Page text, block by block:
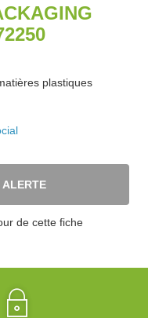
plastiques
ALERTE
de cette fiche